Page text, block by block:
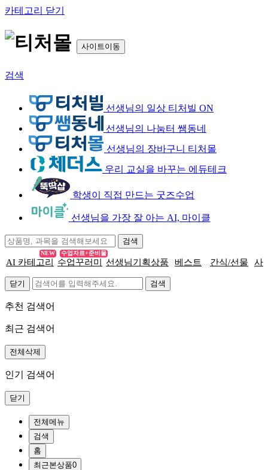
카테고리 닫기
사이트이동
검색
선생님의 일상 티처빌 ON
선생님의 나눔터 쌤동네
선생님의 장바구니 티처몰
우리 교실을 바꾸는 에듀테크
학생이 직접 만드는 굿즈수업
선생님을 가장 잘 아는 AI, 마이클
AI 카테고리
NEW
수업꾸러미
수업자료+준비물
선생님기획상품 베스트 간식/선물 사
닫기
추천 검색어
최근 검색어
전체삭제
인기 검색어
닫기
전체메뉴
검색
홈
최근본상품0